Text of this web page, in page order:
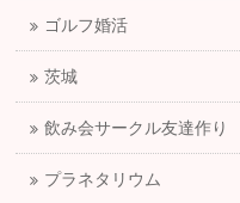
ゴルフ婚活
茨城
飲み会サークル友達作り
プラネタリウム